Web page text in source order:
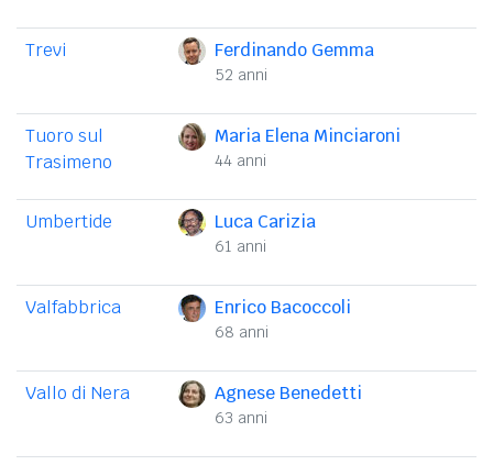
Trevi Ferdinando Gemma
52 anni
Tuoro sul
Trasimeno
Maria Elena Minciaroni
44 anni
Umbertide Luca Carizia
61 anni
Valfabbrica Enrico Bacoccoli
68 anni
Vallo di Nera Agnese Benedetti
63 anni